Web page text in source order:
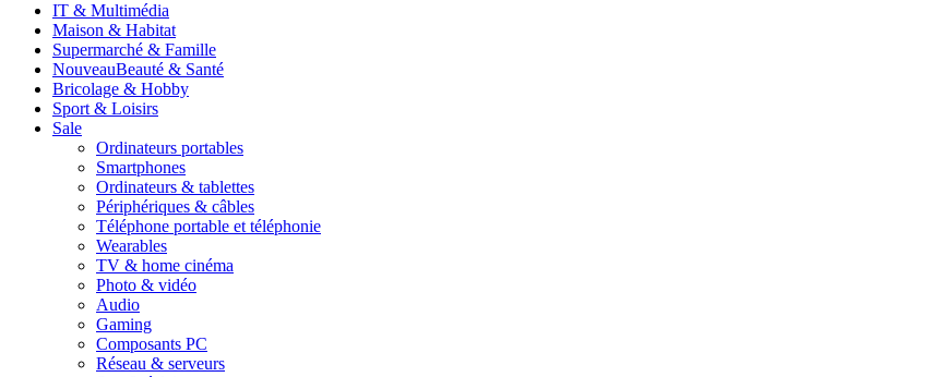
IT & Multimédia
Maison & Habitat
Supermarché & Famille
NouveauBeauté & Santé
Bricolage & Hobby
Sport & Loisirs
Sale
Ordinateurs portables
Smartphones
Ordinateurs & tablettes
Périphériques & câbles
Téléphone portable et téléphonie
Wearables
TV & home cinéma
Photo & vidéo
Audio
Gaming
Composants PC
Réseau & serveurs